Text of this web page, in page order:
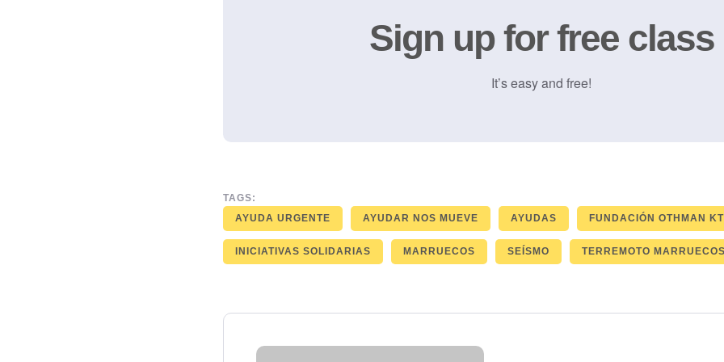
Sign up for free class
It’s easy and free!
TAGS:
AYUDA URGENTE
AYUDAR NOS MUEVE AYUDAS FUNDACIÓN OTHMAN
INICIATIVAS SOLIDARIAS MARRUECOS SEÍSMO TERREMOTO MARRUECOS